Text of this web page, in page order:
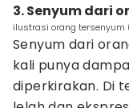
3. Senyum dari
ilustrasi orang tersenyum
Senyum dari
kali punya
diperkirakan. Di